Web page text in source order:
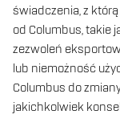
świadczenia, z
od Columbus, takie
zezwoleń
lub niemożność
Columbus do
jakichkolwiek